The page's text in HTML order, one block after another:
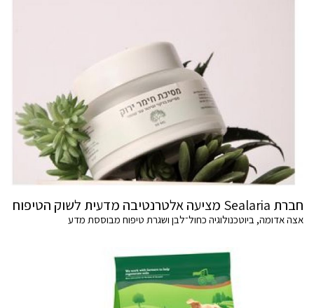
חברת Sealaria מציעה אלטרנטיבה מדעית לשוק הטיפוח
אצה אדומה, ביוטכנולוגיה כחול־לבן ושגרת טיפוח מבוססת מדע